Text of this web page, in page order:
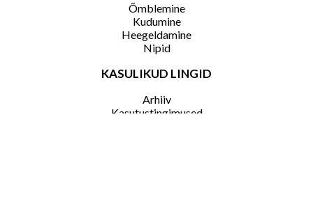
Õmblemine
Kudumine
Heegeldamine
Nipid
KASULIKUD LINGID
Arhiiv
Kasutustingimused